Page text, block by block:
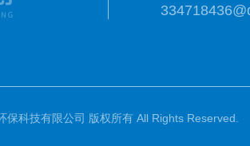
科技有限公司 版权所有 All Rights Reserved.